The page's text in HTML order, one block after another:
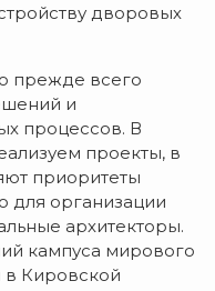
дворовых
прежде всего
и
процессов. В
проекты, в
приоритеты
для организации
архитекторы.
кампуса мирового
в Кировской